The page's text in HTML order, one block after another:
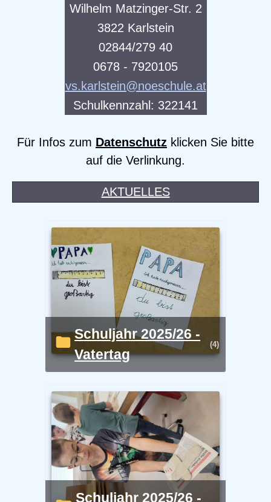
Wilhelm Matzinger-Str. 2
3822 Karlstein
02844/279 40
0678 - 7920105
vs.karlstein@noeschule.at
Schulkennzahl: 322141
Für Infos zum Datenschutz klicken Sie bitte
auf die Verlinkung.
AKTUELLES
Schuljahr 2025/26 -
Vatertag
(4)
Schuljahr 2025/26 -